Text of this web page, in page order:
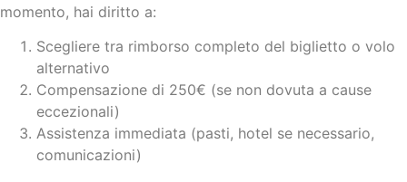
momento, hai diritto a:
Scegliere tra rimborso completo del biglietto o volo
alternativo
Compensazione di 250€ (se non dovuta a cause
eccezionali)
Assistenza immediata (pasti, hotel se necessario,
comunicazioni)